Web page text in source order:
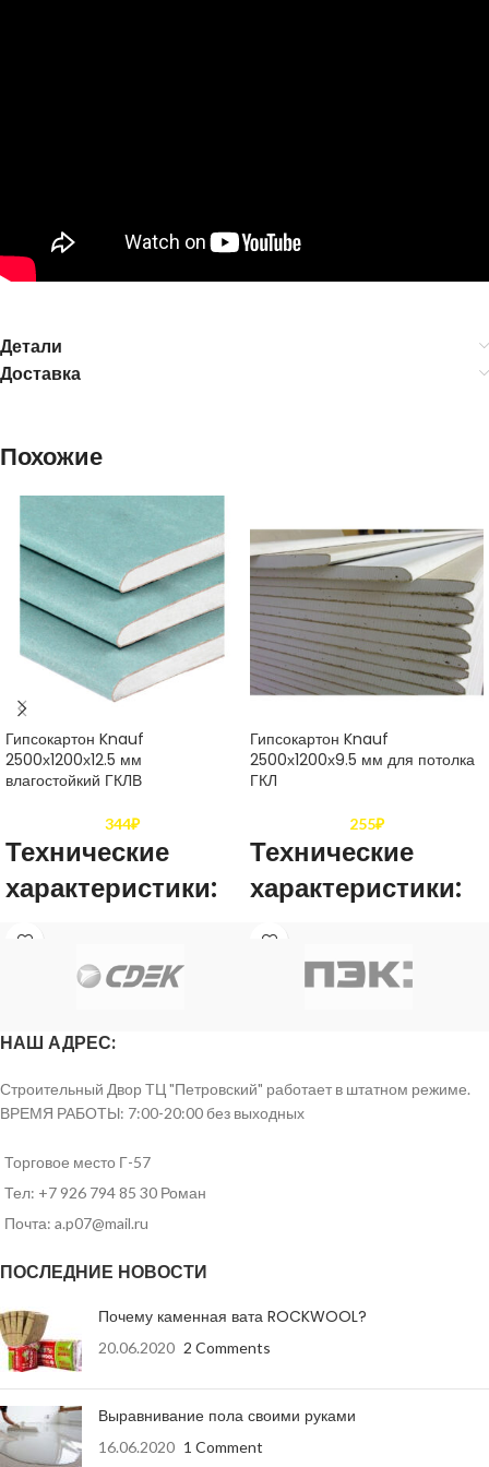
Детали
Доставка
Похожие
Гипсокартон Knauf
2500х1200х12.5 мм
влагостойкий ГКЛВ
344₽
Технические
характеристики:
Толщина
Ширина
Допустимые
по ширине до
минус 4 мм ,
минус 5 мм
Количество на
поддоне
52 шт
Количество
(вместимость)
поддонов в
машине
(Колпино), 15
паллет
(Красногорск)
Гипсокартон Knauf
2500х1200х9.5 мм для потолка
ГКЛ
255₽
Технические
характеристики:
Толщина
Допустимые
по ширине
поддоне
(вместимость)
НАШ АДРЕС:
Строительный Двор ТЦ "Петровский" работает в штатном режиме.
ВРЕМЯ РАБОТЫ: 7:00-20:00 без выходных
Торговое место Г-57
Тел: +7 926 794 85 30 Роман
Почта: a.p07@mail.ru
ПОСЛЕДНИЕ НОВОСТИ
Почему каменная вата ROCKWOOL?
20.06.2020 2 Comments
Выравнивание пола своими руками
16.06.2020 1 Comment